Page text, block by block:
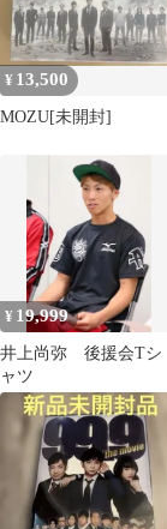
¥ 13,500
MOZU[未開封]
¥ 19,999
井上尚弥 後援会Tシ
ャツ